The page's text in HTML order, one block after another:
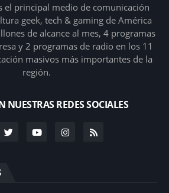
el principal medio de comunicación
geek, tech & gaming de América
de alcance al mes, 4 programas
y 2 programas de radio en los 11
masivos más importantes de la
región.
NUESTRAS REDES SOCIALES